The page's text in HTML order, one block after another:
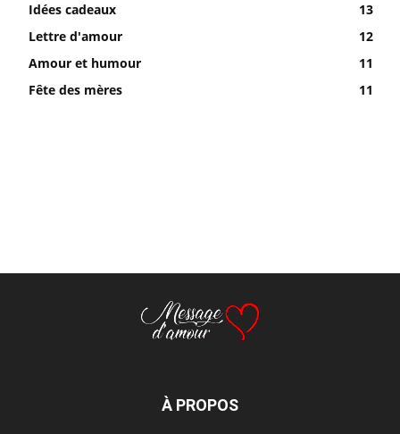
Idées cadeaux
13
Lettre d'amour
12
Amour et humour
11
Fête des mères
11
À PROPOS